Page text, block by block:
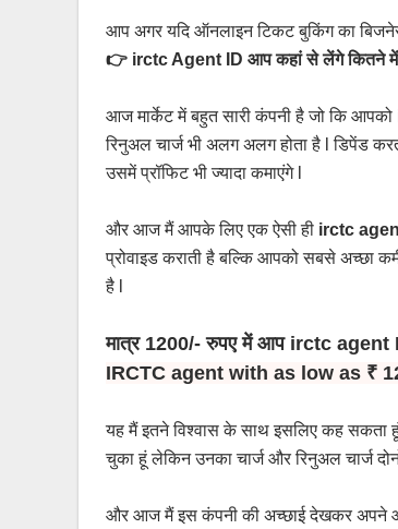
आप अगर यदि ऑनलाइन टिकट बुकिंग का
👉 irctc Agent ID आप कहां से लेंगे कितने में
आज मार्केट में बहुत सारी कंपनी है जो कि आपको
रिनुअल चार्ज भी अलग अलग होता है l डिपेंड
उसमें प्रॉफिट भी ज्यादा कमाएंगे l
और आज मैं आपके लिए एक ऐसी ही irctc
प्रोवाइड कराती है बल्कि आपको सबसे अच्छा
है l
मात्र 1200/- रुपए में आप irctc
IRCTC agent with as low as ₹
यह मैं इतने विश्वास के साथ इसलिए कह
चुका हूं लेकिन उनका चार्ज और रिनुअल चार्ज
और आज मैं इस कंपनी की अच्छाई देखकर अपने